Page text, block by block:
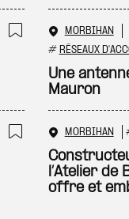
Ajouter à
MORBIHAN
# RÉSEAUX
Une
Mauron
Ajouter à
MORBIHAN
l’Atelier de
offre et